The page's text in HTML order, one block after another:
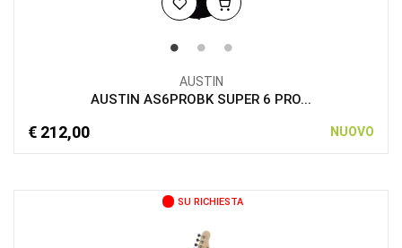
AUSTIN
AUSTIN AS6PROBK SUPER 6 PRO...
€ 212,00 NUOVO
SU RICHIESTA